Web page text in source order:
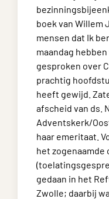
boek van Willem
mensen dat Ik
maandag
gesproken over
prachtig
heeft gewijd.
afscheid van ds.
Adventskerk/
haar emeritaat.
het zogenaamde
gedaan in het
Zwolle; daarbij